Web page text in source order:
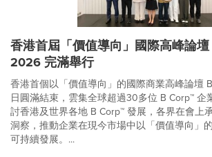
香港首屆「價值導向」國際高峰論
2026 完滿舉行
香港首個以「價值導向」的國際商業高峰論壇
日圓滿結束，雲集全球超過30多位 B Corp™ 企
討香港及世界各地 B Corp™ 發展，各界在會上
洞察，推動企業在現今市場中以「價值導向」
可持續發展。...